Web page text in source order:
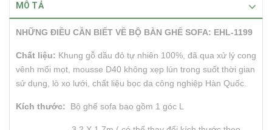
MÔ TẢ
NHỮNG ĐIỀU CẦN BIẾT VỀ BỘ BÀN GHẾ SOFA: EHL-1199
Chất liệu: Khung gỗ dầu đỏ tự nhiên 100%, đã qua xử lý cong
vênh mối mọt, mousse D40 không xẹp lún trong suốt thời gian
sử dụng, lò xo lưới, chất liệu bọc da công nghiệp Hàn Quốc.
Kích thước: Bộ ghế sofa bao gồm 1 góc L